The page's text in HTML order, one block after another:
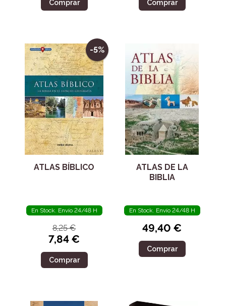
Comprar Comprar
-5%
ATLAS BÍBLICO
En Stock. Envío 24/48 H
8,25 €
7,84 €
Comprar
ATLAS DE LA
BIBLIA
En Stock. Envío 24/48 H
49,40 €
Comprar